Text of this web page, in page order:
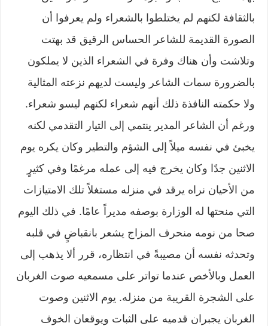
بالثقافة لكنهم لم يختلطوا بالشعراء ولم يعرفوا أن
الصورة القديمة للشاعر الحساس الرقيق قد بهتت
وتلاشت وأن هناك وفرة في الشعراء الذين لا يملكون
بالضرورة سمات الشاعر وليست لديهم نزعته المثالية
ولا حكمته النافذة ذلك أنهم شعراء لكنهم ليسو شعراء.
ورغم أن الشاعر المدير ينتمي إلى التيار التقدمي لكنه
يخبئ في نفسه ميلاً إلى الشؤم والتطير وكان يكره يوم
الاثنين جدًا وكان يخرج فيه إلى عمله مرغمًا وفي كثيرٍ
من الأحيان نراه يرقد في منزله مستغلاً تلك الامتيازات
التي منحتها له الوزارة بوصفه مديراً عامًا. في ذلك اليوم
صحا من نومه منحرف المزاج يشعر بانقباضٍ في قلبه
وتحدثه نفسه أن مصيبةً في انتظاره، قرر ألا يذهب إلى
العمل وبالأخص عندما تواتر على مسمعيه صوت الغربان
على الشجرة القريبة من منزله. يوم الاثنين وصوت
الغربان يجبران قدميه على الثبات ويوقعان الخوف